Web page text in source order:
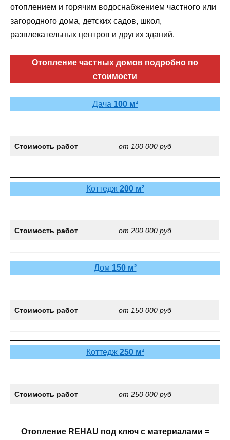
отоплением и горячим водоснабжением частного или
загородного дома, детских садов, школ,
развлекательных центров и других зданий.
Отопление частных домов подробно по
стоимости
Дача 100 м²
Стоимость работ от 100 000 руб
Коттедж 200 м²
Стоимость работ от 200 000 руб
Дом 150 м²
Стоимость работ от 150 000 руб
Коттедж 250 м²
Стоимость работ от 250 000 руб
Отопление REHAU под ключ с материалами =